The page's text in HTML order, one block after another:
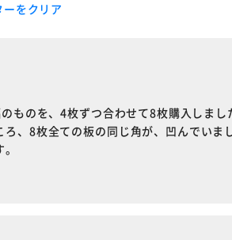
ーをクリア
ものを、4枚ずつ合わせて8枚購入しま
ろ、8枚全ての板の同じ角が、凹んでい